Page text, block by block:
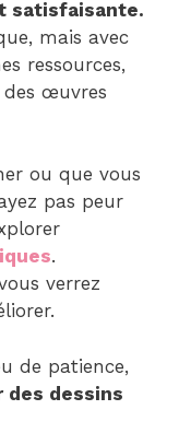
satisfaisante.
mais avec
ressources,
des œuvres
ou que vous
pas peur
.
verrez
de patience,
des dessins